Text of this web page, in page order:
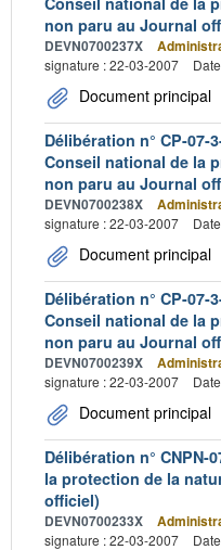
non paru au Journal
DEVN0700237X
signature : 22-03-2007
Document principal
Délibération n° CP-07-
Conseil national de la
non paru au Journal
DEVN0700238X
signature : 22-03-2007
Document principal
Délibération n° CP-07-
Conseil national de la
non paru au Journal
DEVN0700239X
signature : 22-03-2007
Document principal
Délibération n° CNPN-
la protection de la
officiel)
DEVN0700233X
signature : 22-03-2007